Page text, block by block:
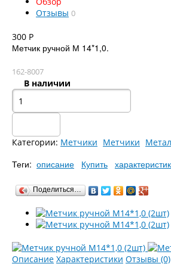
Отзывы 0
300 Р
Метчик ручной М 14*1,0.
162-8007
В наличии
Категории: Метчики Метчики
Теги: описание Купить
Поделиться…
Описание Характеристики Отзывы (0)